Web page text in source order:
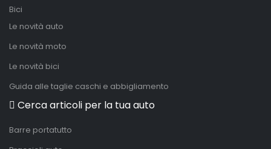
Bici
Le novità auto
Le novità moto
Le novità bici
Guida alle taglie caschi e abbigliamento
Cerca articoli per la tua auto
Barre portatutto